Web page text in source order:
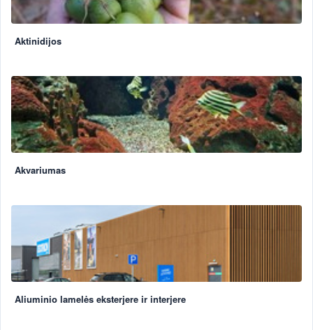
Aktinidijos
Akvariumas
Aliuminio lamelės eksterjere ir interjere